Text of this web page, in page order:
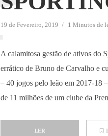
19 de Fevereiro, 2019 1 Minutos de
A calamitosa gestão de ativos do
errático de Bruno de Carvalho e
– 40 jogos pelo leão em 2017-18
de 11 milhões de um clube da
LER